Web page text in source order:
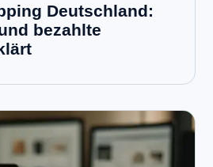
Deutschland:
bezahlte